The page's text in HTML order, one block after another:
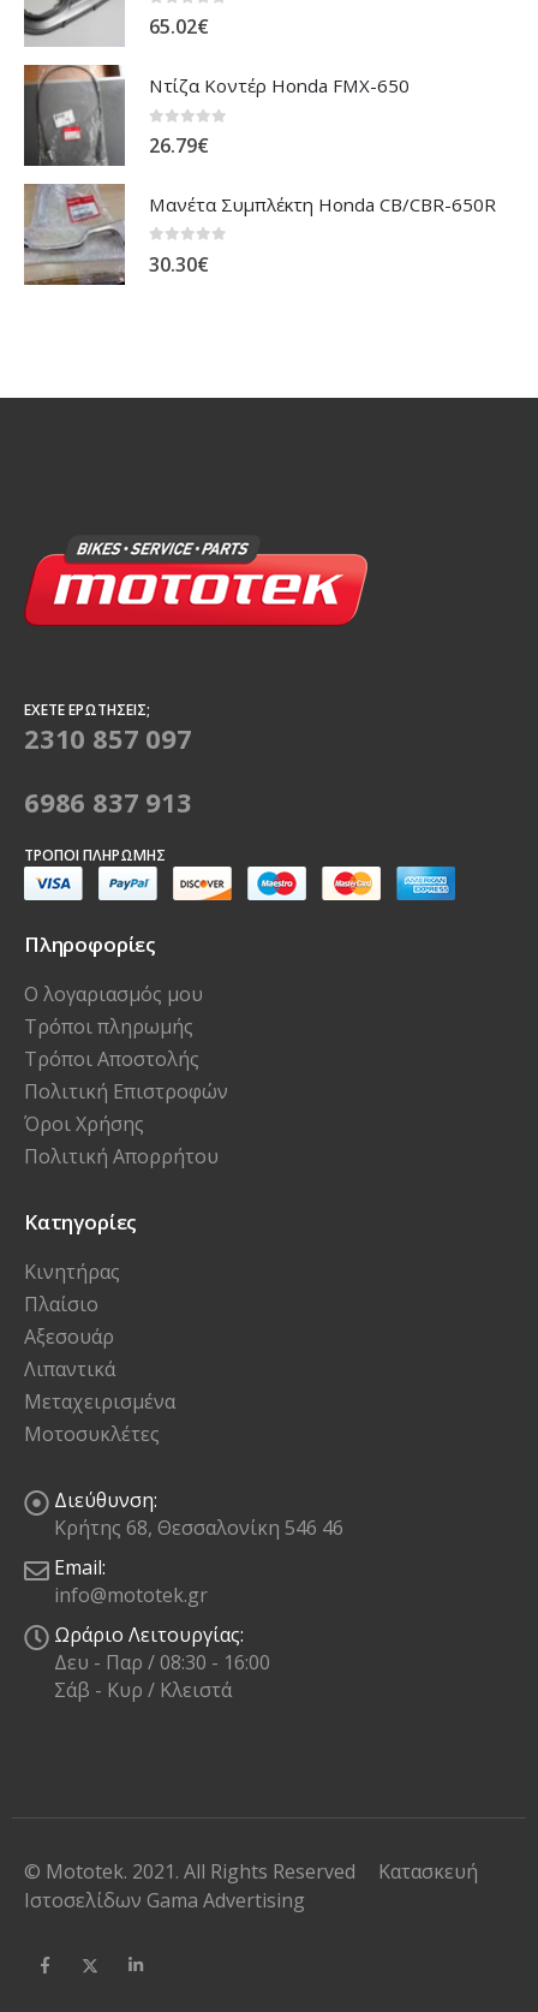
0out of 5
65.02€
Ντίζα Κοντέρ Honda FMX-650
26.79€
Μανέτα Συμπλέκτη Honda CB/CBR-650R
30.30€
ΈΧΕΤΕ ΕΡΩΤΉΣΕΙΣ;
2310 857 097
6986 837 913
ΤΡΌΠΟΙ ΠΛΗΡΩΜΉΣ
Πληροφορίες
Ο λογαριασμός μου
Τρόποι πληρωμής
Τρόποι Αποστολής
Πολιτική Επιστροφών
Όροι Χρήσης
Πολιτική Απορρήτου
Κατηγορίες
Κινητήρας
Πλαίσιο
Αξεσουάρ
Λιπαντικά
Μεταχειρισμένα
Μοτοσυκλέτες
Διεύθυνση:
Κρήτης 68, Θεσσαλονίκη 546 46
Email:
info@mototek.gr
Ωράριο Λειτουργίας:
Δευ - Παρ / 08:30 - 16:00
Σάβ - Κυρ / Κλειστά
© Mototek. 2021. All Rights Reserved
Κατασκευή
Ιστοσελίδων Gama Advertising